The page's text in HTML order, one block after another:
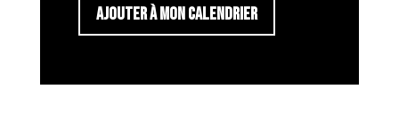
AJOUTER À MON CALENDRIER